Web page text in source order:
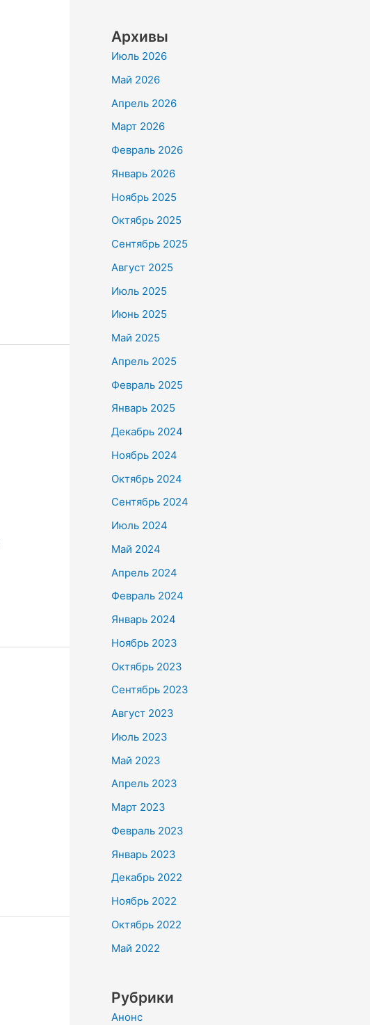
Архивы
Июль 2026
Май 2026
Апрель 2026
Март 2026
Февраль 2026
Январь 2026
Ноябрь 2025
Октябрь 2025
Сентябрь 2025
Август 2025
Июль 2025
Июнь 2025
Май 2025
Апрель 2025
Февраль 2025
Январь 2025
Декабрь 2024
Ноябрь 2024
Октябрь 2024
Сентябрь 2024
Июль 2024
Май 2024
Апрель 2024
Февраль 2024
Январь 2024
Ноябрь 2023
Октябрь 2023
Сентябрь 2023
Август 2023
Июль 2023
Май 2023
Апрель 2023
Март 2023
Февраль 2023
Январь 2023
Декабрь 2022
Ноябрь 2022
Октябрь 2022
Май 2022
Рубрики
Анонс